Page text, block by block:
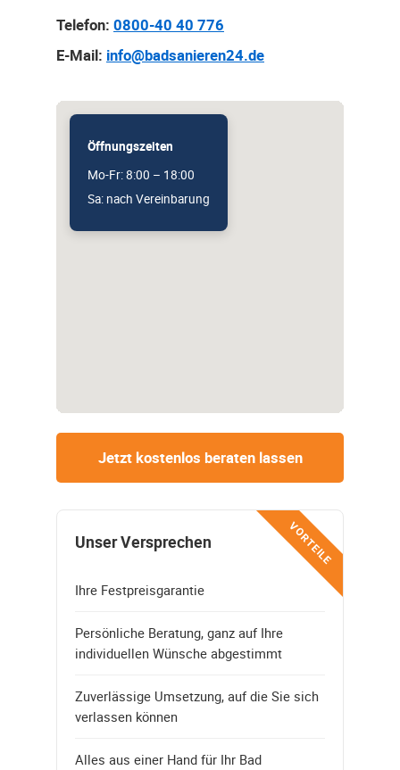
Telefon: 0800-40 40 776
E-Mail: info@badsanieren24.de
Öffnungszeiten
Mo-Fr: 8:00 – 18:00
Sa: nach Vereinbarung
Jetzt kostenlos beraten lassen
VORTEILE
Unser Versprechen
Ihre Festpreisgarantie
Persönliche Beratung, ganz auf Ihre
individuellen Wünsche abgestimmt
Zuverlässige Umsetzung, auf die Sie sich
verlassen können
Alles aus einer Hand für Ihr Bad